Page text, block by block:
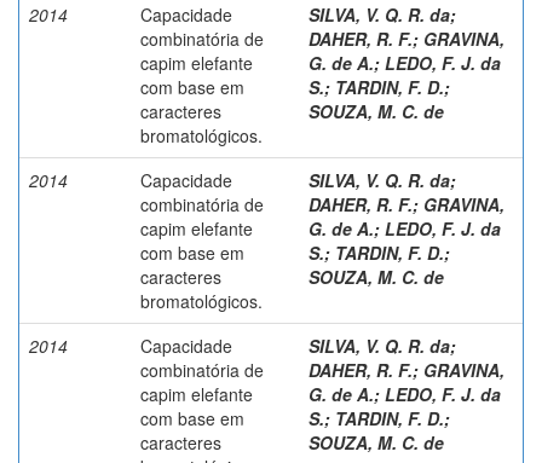
2014
Capacidade
combinatória de
capim elefante
com base em
caracteres
bromatológicos.
SILVA, V. Q. R. da;
DAHER, R. F.; GRAVINA,
G. de A.; LEDO, F. J. da
S.; TARDIN, F. D.;
SOUZA, M. C. de
2014
Capacidade
combinatória de
capim elefante
com base em
caracteres
bromatológicos.
SILVA, V. Q. R. da;
DAHER, R. F.; GRAVINA,
G. de A.; LEDO, F. J. da
S.; TARDIN, F. D.;
SOUZA, M. C. de
2014
Capacidade
combinatória de
capim elefante
com base em
caracteres
SILVA, V. Q. R. da;
DAHER, R. F.; GRAVINA,
G. de A.; LEDO, F. J. da
S.; TARDIN, F. D.;
SOUZA, M. C. de